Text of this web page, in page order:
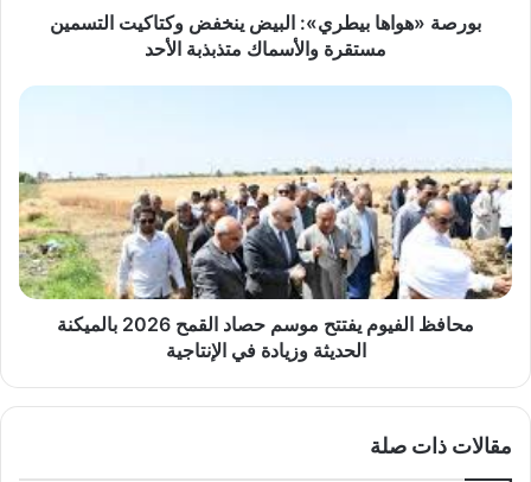
متذبذبةبورصة «هواها بيطري»: البيض ينخفض وكتاكيت التسمين
مستقرة والأسماك متذبذبة الأحد
محافظ
موسم
حصاد
القمح
2026
بالميكنة
الحديثة
محافظ الفيوم يفتتح موسم حصاد القمح 2026 بالميكنة
الحديثة وزيادة في الإنتاجية
مقالات ذات صلة